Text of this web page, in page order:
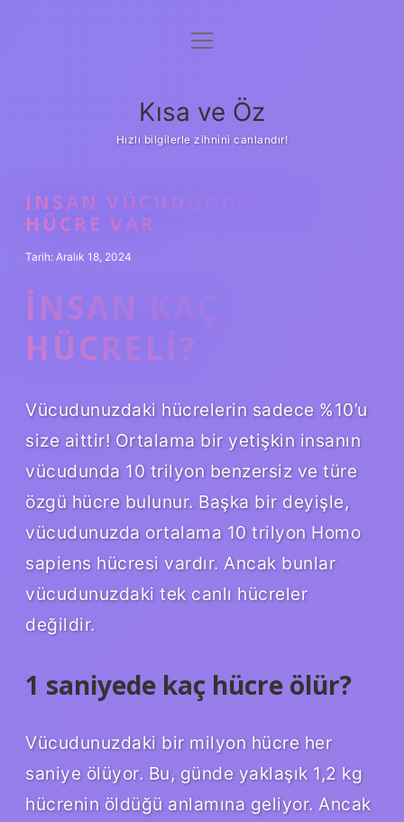
Anasayfa
Yasal Uyarı
menüyü
Kısa ve Öz
Hızlı bilgilerle zihnini canlandır!
INSAN VÜCUDUNDA KAÇ
HÜCRE VAR
Tarih: Aralık 18, 2024
İNSAN KAÇ
HÜCRELI?
Vücudunuzdaki hücrelerin sadece %10’u
size aittir! Ortalama bir yetişkin insanın
vücudunda 10 trilyon benzersiz ve türe
özgü hücre bulunur. Başka bir deyişle,
vücudunuzda ortalama 10 trilyon Homo
sapiens hücresi vardır. Ancak bunlar
vücudunuzdaki tek canlı hücreler
değildir.
1 saniyede kaç hücre ölür?
Vücudunuzdaki bir milyon hücre her
saniye ölüyor. Bu, günde yaklaşık 1,2 kg
hücrenin öldüğü anlamına geliyor. Ancak